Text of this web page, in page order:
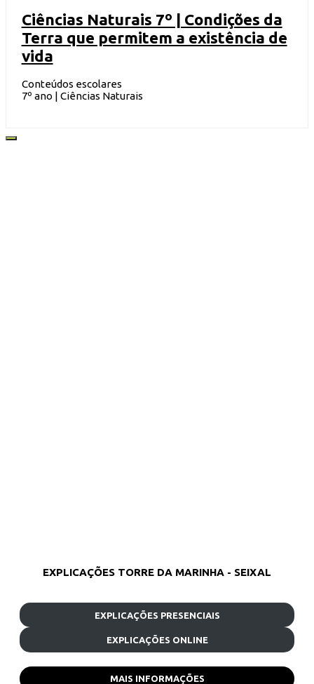
Ciências Naturais 7º | Condições da
Terra que permitem a existência de
vida
Conteúdos escolares
7º ano | Ciências Naturais
EXPLICAÇÕES TORRE DA MARINHA - SEIXAL
EXPLICAÇÕES PRESENCIAIS
EXPLICAÇÕES ONLINE
MAIS INFORMAÇÕES